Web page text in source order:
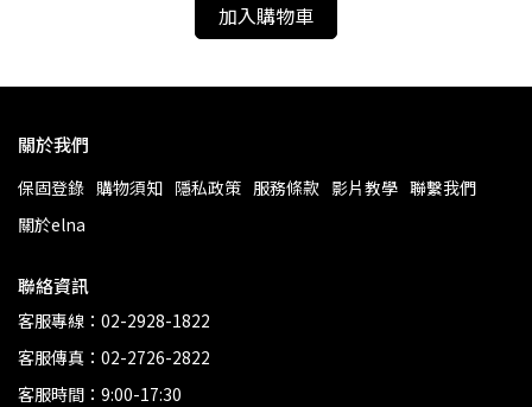
加入購物車
關於我們
保固登錄 購物須知 隱私政策 服務條款 影片教學 聯繫我們
關於elna
聯絡資訊
客服專線：02-2928-1822
客服傳真：02-2726-2822
客服時間：9:00-17:30